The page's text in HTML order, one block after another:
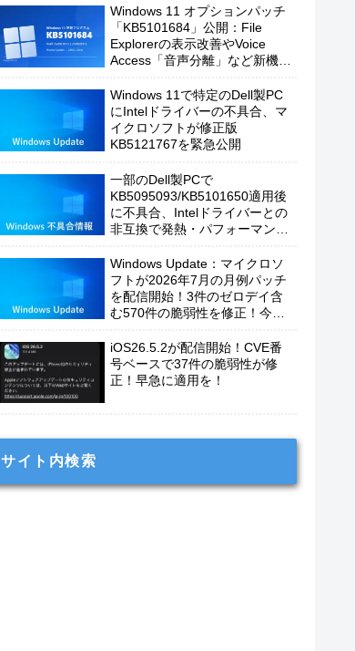
Windows 11 オプションパッチ
「KB5101684」公開：File
Explorerの表示改善やVoice
Access「音声分離」など新機能
Windows 11で特定のDell製PC
にIntelドライバーの不具合、マ
イクロソフトが修正版
KB5121767を緊急公開
一部のDell製PCで
KB5095093/KB5101650適用後
に不具合、Intelドライバーとの
非互換で発熱・パフォーマンス
Windows Update：マイクロソ
フトが2026年7月の月例パッチ
を配信開始！3件のゼロデイ含
む570件の脆弱性を修正！今す
iOS26.5.2が配信開始！CVE番
号ベースで37件の脆弱性が修
正！早急に適用を！
サイト内検索